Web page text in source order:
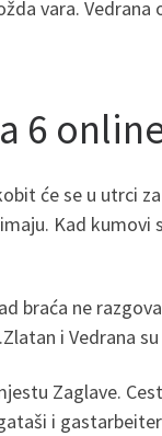
vara.
6
će se u utrci
Kad
braća ne
i Vedrana
Zaglave.
i